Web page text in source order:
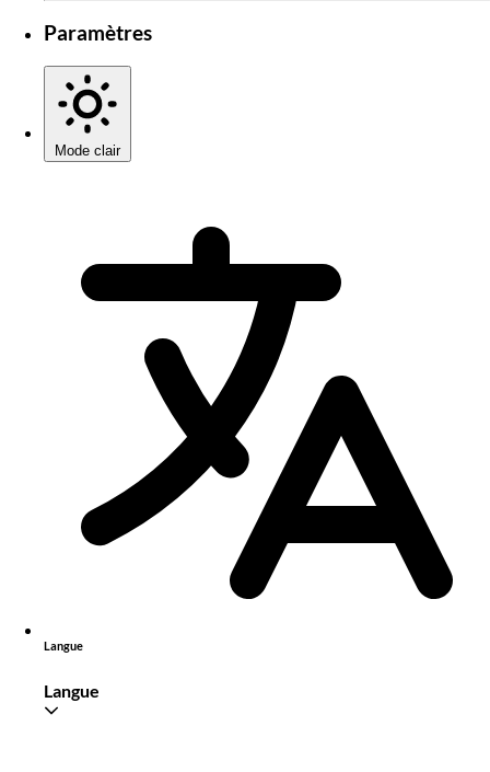
Paramètres
Mode clair
Langue
Langue